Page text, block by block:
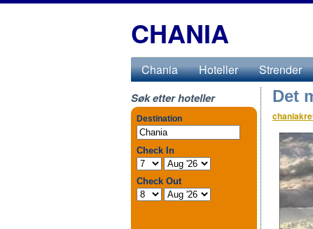
CHANIA
Chania Hoteller Strender
Søk etter hoteller Det